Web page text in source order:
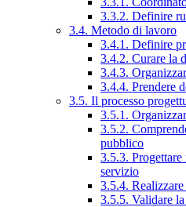
3.3.2. Definire
3.4. Metodo di lavoro
3.4.1. Definire
3.4.2. Curare la
3.4.3.
3.4.4. Prendere
3.5. Il processo
3.5.1.
3.5.2.
pubblico
3.5.3. Progettare
servizio
3.5.4.
3.5.5. Validare